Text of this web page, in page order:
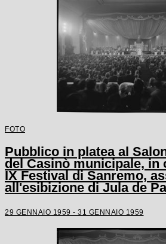
FOTO
Pubblico in platea al
del Casinò municipale, in
IX Festival di Sanremo,
all'esibizione di Jula de
29 GENNAIO 1959 - 31 GENNAIO 1959